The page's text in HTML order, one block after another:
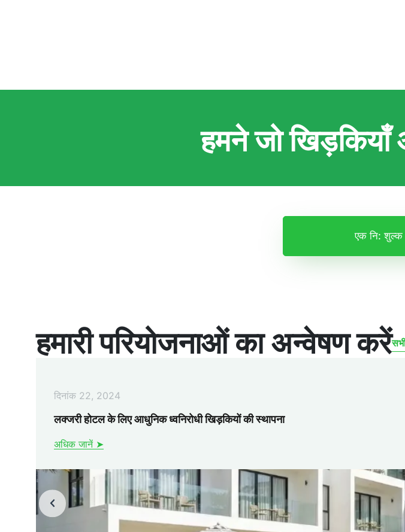
हमने जो
एक नि: शुल्क
हमारी परियोजनाओं का अन्वेषण करें
दिनांक 22, 2024
लक्जरी होटल के लिए आधुनिक ध्वनिरोधी खिड़कियों की स्थापना
अधिक जानें ➤